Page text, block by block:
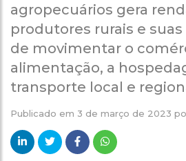
agropecuários gera
produtores rurais e
de movimentar o
alimentação, a
transporte local e
Publicado em 3 de março de 2023